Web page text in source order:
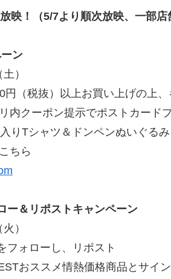
映！（5/7より順次放映、一部店
ン
）
（税抜）以上お買い上げの上
内クーポン提示でポストカード
りTシャツ＆ドンペンぬいぐる
ちら
ー＆リポストキャンペーン
）
フォローし、リポスト
おススメ情熱価格商品とサイ